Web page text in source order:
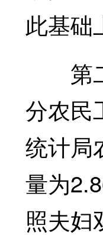
此基础
第二
分农民
统计局
量为
照夫妇